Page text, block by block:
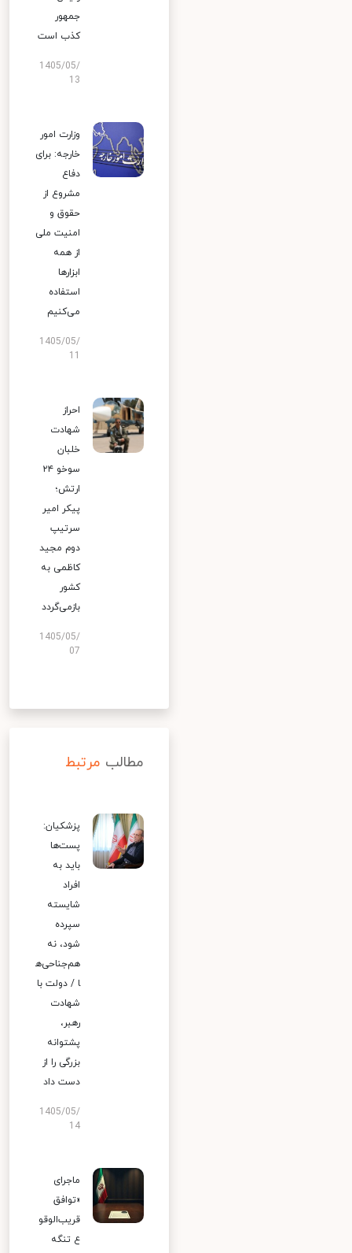
جمهور
کذب است
1405/05/
13
وزارت امور
خارجه: برای
دفاع
مشروع از
حقوق و
امنیت ملی
از همه
ابزارها
استفاده
می‌کنیم
1405/05/
احراز
شهادت
خلبان
سوخو ۲۴
ارتش؛
پیکر امیر
سرتیپ
دوم مجید
کاظمی به
کشور
بازمی‌گردد
1405/05/
07
مطالب مرتبط
پزشکیان:
پست‌ها
باید به
افراد
شایسته
سپرده
شود، نه
هم‌جناحی‌ه
ا / دولت با
شهادت
رهبر،
پشتوانه
بزرگی را از
دست داد
1405/05/
14
ماجرای
«توافق
قریب‌الوقو
ع تنگه